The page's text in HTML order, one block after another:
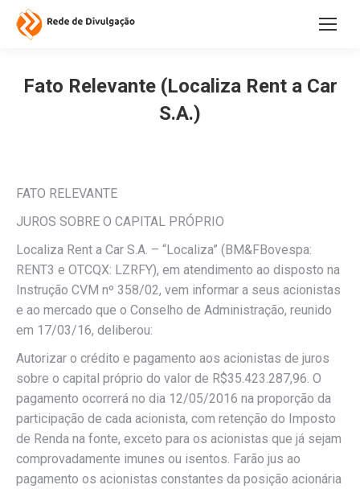
Fato Relevante (Localiza Rent a Car
S.A.)
FATO RELEVANTE
JUROS SOBRE O CAPITAL PRÓPRIO
Localiza Rent a Car S.A. – “Localiza” (BM&FBovespa:
RENT3 e OTCQX: LZRFY), em atendimento ao disposto na
Instrução CVM nº 358/02, vem informar a seus acionistas
e ao mercado que o Conselho de Administração, reunido
em 17/03/16, deliberou:
Autorizar o crédito e pagamento aos acionistas de juros
sobre o capital próprio do valor de R$35.423.287,96. O
pagamento ocorrerá no dia 12/05/2016 na proporção da
participação de cada acionista, com retenção do Imposto
de Renda na fonte, exceto para os acionistas que já sejam
comprovadamente imunes ou isentos. Farão jus ao
pagamento os acionistas constantes da posição acionária